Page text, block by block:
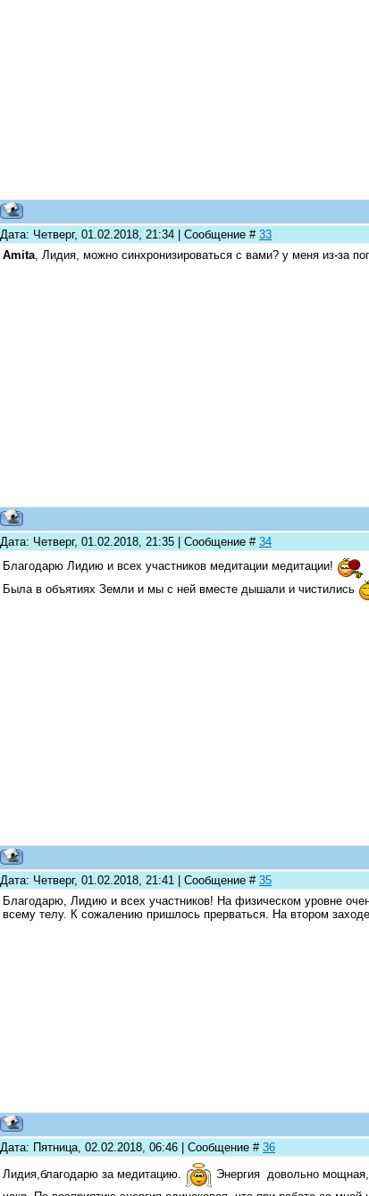
Дата: Четверг, 01.02.2018, 21:34 | Сообщение # 33
Amita , Лидия, можно синхронизироваться с вами? у меня из-за
Дата: Четверг, 01.02.2018, 21:35 | Сообщение # 34
Благодарю Лидию и всех участников медитации медитации!
Была в объятиях Земли и мы с ней вместе дышали и чистились
Дата: Четверг, 01.02.2018, 21:41 | Сообщение # 35
Благодарю, Лидию и всех участников! На физическом уровне
всему телу. К сожалению пришлось прерваться. На втором
Дата: Пятница, 02.02.2018, 06:46 | Сообщение # 36
Лидия,благодарю за медитацию.
Энергия довольно